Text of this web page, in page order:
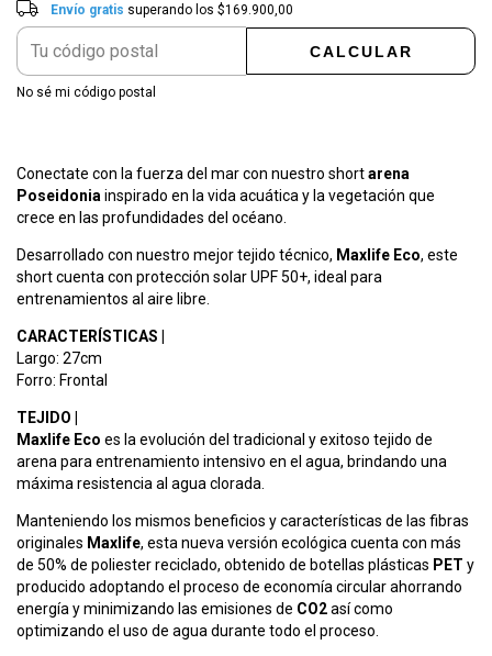
Envío gratis superando los $169.900,00
CALCULAR
No sé mi código postal
Conectate con la fuerza del mar con nuestro shortarena
Poseidonia inspirado en la vida acuática y la vegetación que
crece en las profundidades del océano.
Desarrollado con nuestro mejor tejido técnico, Maxlife Eco, este
short cuenta con protección solar UPF 50+, ideal para
entrenamientos al aire libre.
CARACTERÍSTICAS |
Largo: 27cm
Forro: Frontal
TEJIDO |
Maxlife Eco es la evolución del tradicional y exitoso tejido de
arena para entrenamiento intensivo en el agua, brindando una
máxima resistencia al agua clorada.
Manteniendo los mismos beneficios y características de las fibras
originales Maxlife, esta nueva versión ecológica cuenta con más
de 50% de poliester reciclado, obtenido de botellas plásticas PET y
producido adoptando el proceso de economía circular ahorrando
energía y minimizando las emisiones de CO2así como
optimizando el uso de agua durante todo el proceso.